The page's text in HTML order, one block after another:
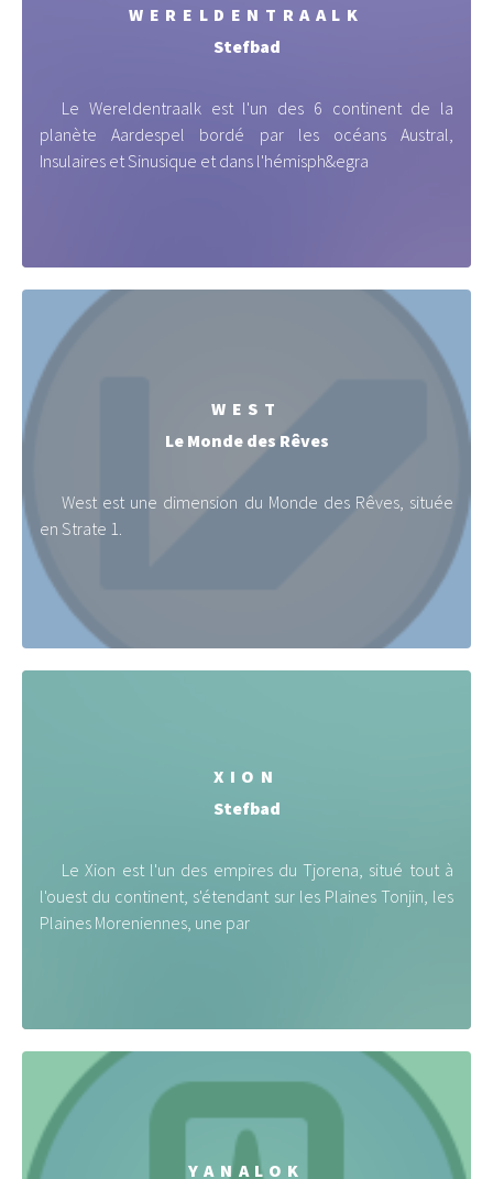
WERELDENTRAALK
Stefbad
Le Wereldentraalk est l'un des 6 continent de la
planète Aardespel bordé par les océans Austral,
Insulaires et Sinusique et dans l'hémisph&egra
WEST
Le Monde des Rêves
West est une dimension du Monde des Rêves, située
en Strate 1.
XION
Stefbad
Le Xion est l'un des empires du Tjorena, situé tout à
l'ouest du continent, s'étendant sur les Plaines Tonjin, les
Plaines Moreniennes, une par
YANALOK